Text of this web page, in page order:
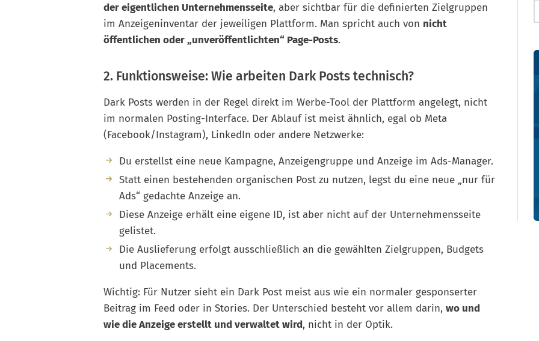
der eigentlichen Unternehmensseite, aber sichtbar für die definierten Zielgruppen
im Anzeigeninventar der jeweiligen Plattform. Man spricht auch von nicht
öffentlichen oder „unveröffentlichten“ Page-Posts.
2. Funktionsweise: Wie arbeiten Dark Posts technisch?
Dark Posts werden in der Regel direkt im Werbe-Tool der Plattform angelegt, nicht
im normalen Posting-Interface. Der Ablauf ist meist ähnlich, egal ob Meta
(Facebook/Instagram), LinkedIn oder andere Netzwerke:
Du erstellst eine neue Kampagne, Anzeigengruppe und Anzeige im Ads-Manager.
Statt einen bestehenden organischen Post zu nutzen, legst du eine neue „nur für
Ads“ gedachte Anzeige an.
Diese Anzeige erhält eine eigene ID, ist aber nicht auf der Unternehmensseite
gelistet.
Die Auslieferung erfolgt ausschließlich an die gewählten Zielgruppen, Budgets
und Placements.
Wichtig: Für Nutzer sieht ein Dark Post meist aus wie ein normaler gesponserter
Beitrag im Feed oder in Stories. Der Unterschied besteht vor allem darin, wo und
wie die Anzeige erstellt und verwaltet wird, nicht in der Optik.